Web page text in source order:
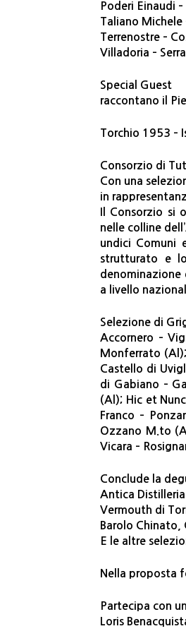
Poderi Einaudi
Taliano Michele
Terrenostre –
Villadoria –
Special Guest
raccontano il
Torchio 1953 –
Consorzio di
Con una
in
Il Consorzio
nelle colline
undici Comuni
strutturato e
denominazione
a livello
Selezione di
Accornero –
Monferrato
Castello di
di Gabiano –
(Al); Hic et
Franco –
Ozzano M.to
Vicara –
Conclude la
Antica Distilleria
Vermouth di
Barolo Chinato,
E le altre
Nella proposta
Partecipa con
Loris